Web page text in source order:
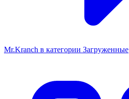
Mr.Kranch в категории Загруженные